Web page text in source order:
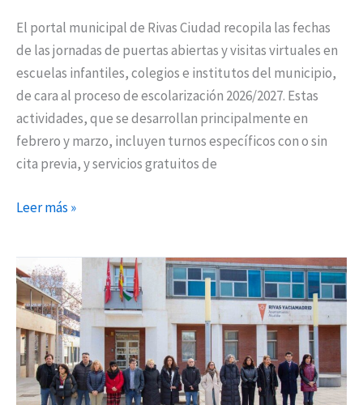
El portal municipal de Rivas Ciudad recopila las fechas
de las jornadas de puertas abiertas y visitas virtuales en
escuelas infantiles, colegios e institutos del municipio,
de cara al proceso de escolarización 2026/2027. Estas
actividades, que se desarrollan principalmente en
febrero y marzo, incluyen turnos específicos con o sin
cita previa, y servicios gratuitos de
Leer más »
Rivas
guarda
un
minuto
de
silencio